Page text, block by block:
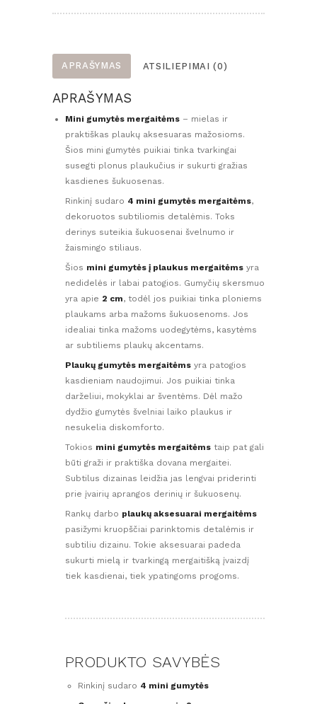
rinkinukas
gumyte
APRAŠYMAS ATSILIEPIMAI (0)
APRAŠYMAS
Mini gumytės mergaitėms – mielas ir
praktiškas plaukų aksesuaras mažosioms.
Šios mini gumytės puikiai tinka tvarkingai
susegti plonus plaukučius ir sukurti gražias
kasdienes šukuosenas.
Rinkinį sudaro 4 mini gumytės mergaitėms,
dekoruotos subtiliomis detalėmis. Toks
derinys suteikia šukuosenai švelnumo ir
žaismingo stiliaus.
Šios mini gumytės į plaukus mergaitėms yra
nedidelės ir labai patogios. Gumyčių skersmuo
yra apie 2 cm, todėl jos puikiai tinka ploniems
plaukams arba mažoms šukuosenoms. Jos
idealiai tinka mažoms uodegytėms, kasytėms
ar subtiliems plaukų akcentams.
Plaukų gumytės mergaitėms yra patogios
kasdieniam naudojimui. Jos puikiai tinka
darželiui, mokyklai ar šventėms. Dėl mažo
dydžio gumytės švelniai laiko plaukus ir
nesukelia diskomforto.
Tokios mini gumytės mergaitėms taip pat gali
būti graži ir praktiška dovana mergaitei.
Subtilus dizainas leidžia jas lengvai priderinti
prie įvairių aprangos derinių ir šukuosenų.
Rankų darbo plaukų aksesuarai mergaitėms
pasižymi kruopščiai parinktomis detalėmis ir
subtiliu dizainu. Tokie aksesuarai padeda
sukurti mielą ir tvarkingą mergaitišką įvaizdį
tiek kasdienai, tiek ypatingoms progoms.
PRODUKTO SAVYBĖS
Rinkinį sudaro 4 mini gumytės